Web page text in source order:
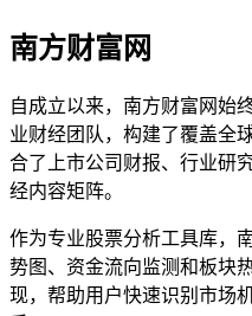
南方财富网
自成立以来，南方财富网始
业财经团队，构建了覆盖全
合了上市公司财报、行业研
经内容矩阵。
作为专业股票分析工具库，
势图、资金流向监测和板块
现，帮助用户快速识别市场